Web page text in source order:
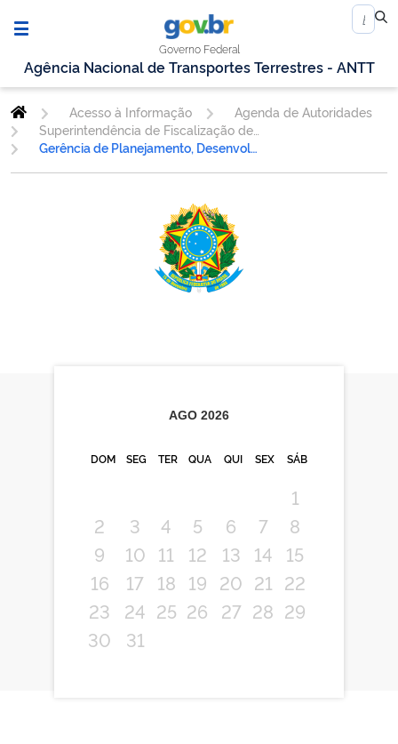
Governo Federal
Agência Nacional de Transportes Terrestres - ANTT
Acesso à Informação
Agenda de Autoridades
Superintendência de Fiscalização de Serviços de Transporte Rodoviário de Cargas e Passageiros
Gerência de Planejamento, Desenvolvimento e Desempenho de Fiscalização
AGO 2026
DOM SEG TER QUA QUI SEX SÁB
1
2
3 4 5 6 7
8
9
10 11 12 13 14
15
16
17 18 19 20 21
22
23
24 25 26 27 28 29
30
31